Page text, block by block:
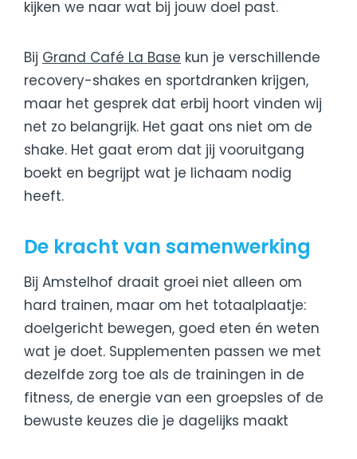
kijken we naar wat bij jouw doel past.
Bij Grand Café La Base kun je verschillende
recovery-shakes en sportdranken krijgen,
maar het gesprek dat erbij hoort vinden wij
net zo belangrijk. Het gaat ons niet om de
shake. Het gaat erom dat jij vooruitgang
boekt en begrijpt wat je lichaam nodig
heeft.
De kracht van samenwerking
Bij Amstelhof draait groei niet alleen om
hard trainen, maar om het totaalplaatje:
doelgericht bewegen, goed eten én weten
wat je doet. Supplementen passen we met
dezelfde zorg toe als de trainingen in de
fitness, de energie van een groepsles of de
bewuste keuzes die je dagelijks maakt